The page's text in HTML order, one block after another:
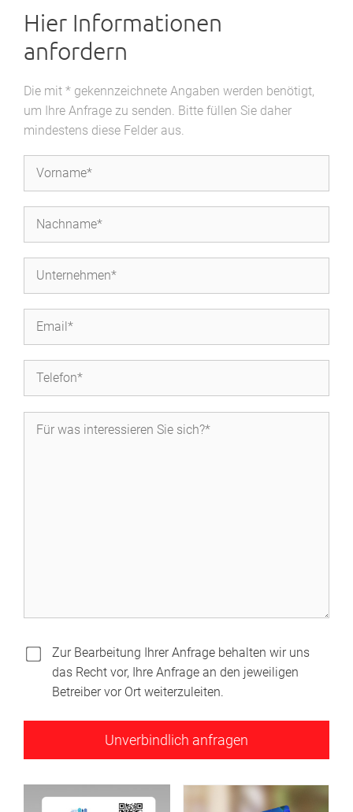
Hier Informationen
anfordern
Die mit * gekennzeichnete Angaben werden benötigt,
um Ihre Anfrage zu senden. Bitte füllen Sie daher
mindestens diese Felder aus.
Zur Bearbeitung Ihrer Anfrage behalten wir uns
das Recht vor, Ihre Anfrage an den jeweiligen
Betreiber vor Ort weiterzuleiten.